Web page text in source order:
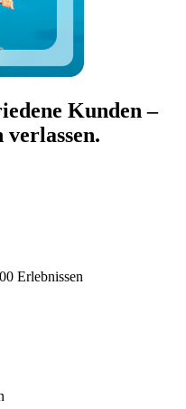
Kunden –
verlassen.
Erlebnissen